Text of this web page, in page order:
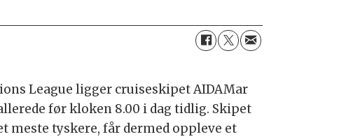
League ligger cruiseskipet AIDAMar
før kloken 8.00 i dag tidlig. Skipet
meste tyskere, får dermed oppleve et